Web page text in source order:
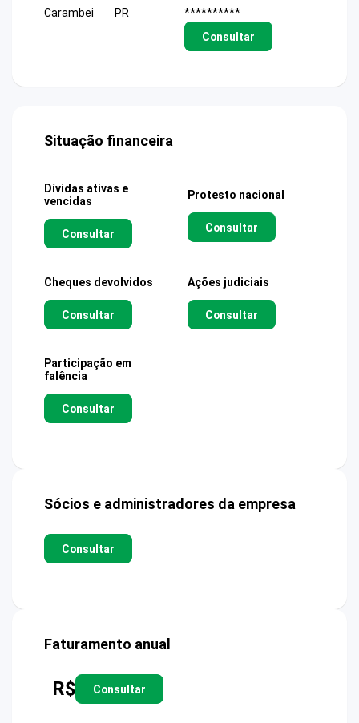
Carambei
PR
**********
Consultar
Situação financeira
Dívidas ativas e
vencidas
Consultar
Protesto nacional
Consultar
Cheques devolvidos
Consultar
Ações judiciais
Consultar
Participação em
falência
Consultar
Sócios e administradores da empresa
Consultar
Faturamento anual
R$ Consultar